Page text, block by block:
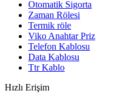
Otomatik Sigorta
Zaman Rölesi
Termik röle
Viko Anahtar Priz
Telefon Kablosu
Data Kablosu
Ttr Kablo
Hızlı Erişim